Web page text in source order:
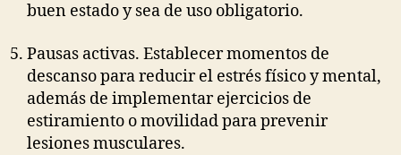
buen estado y sea de uso obligatorio.
Pausas activas. Establecer momentos de
descanso para reducir el estrés físico y mental,
además de implementar ejercicios de
estiramiento o movilidad para prevenir
lesiones musculares.